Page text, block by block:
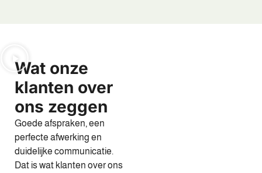
Wat onze
klanten over
ons zeggen
Goede afspraken, een
perfecte afwerking en
duidelijke communicatie.
Dat is wat klanten over ons